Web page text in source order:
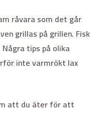
råvara som det går
grillas på grillen. Fisk
tips på olika
inte varmrökt lax
att du äter för att